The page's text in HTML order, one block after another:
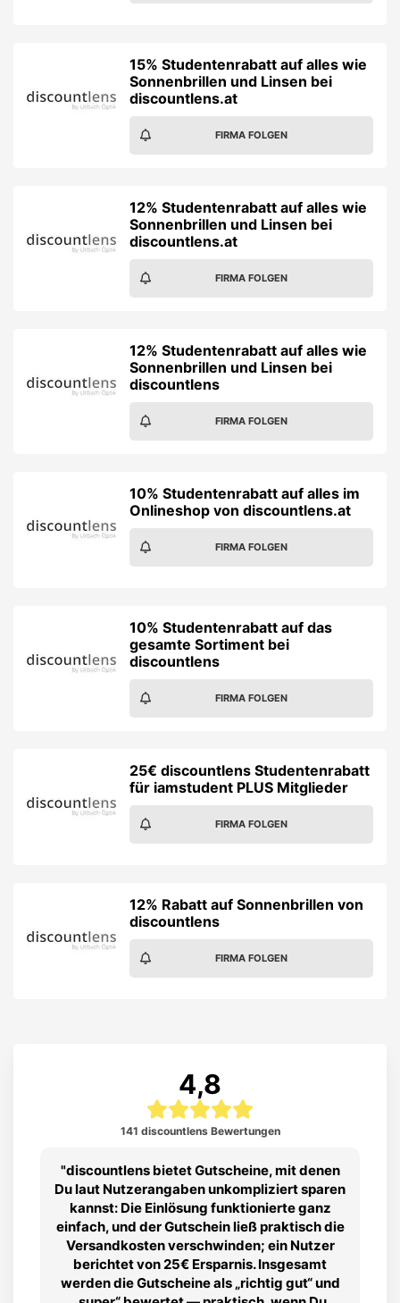
15% Studentenrabatt auf alles wie
Sonnenbrillen und Linsen bei
discountlens.at
FIRMA FOLGEN
12% Studentenrabatt auf alles wie
Sonnenbrillen und Linsen bei
discountlens.at
FIRMA FOLGEN
12% Studentenrabatt auf alles wie
Sonnenbrillen und Linsen bei
discountlens
FIRMA FOLGEN
10% Studentenrabatt auf alles im
Onlineshop von discountlens.at
FIRMA FOLGEN
10% Studentenrabatt auf das
gesamte Sortiment bei
discountlens
FIRMA FOLGEN
25€ discountlens Studentenrabatt
für iamstudent PLUS Mitglieder
FIRMA FOLGEN
12% Rabatt auf Sonnenbrillen von
discountlens
FIRMA FOLGEN
4,8
141 discountlens Bewertungen
discountlens bietet Gutscheine, mit denen
Du laut Nutzerangaben unkompliziert sparen
kannst: Die Einlösung funktionierte ganz
einfach, und der Gutschein ließ praktisch die
Versandkosten verschwinden; ein Nutzer
berichtet von 25€ Ersparnis. Insgesamt
werden die Gutscheine als „richtig gut“ und